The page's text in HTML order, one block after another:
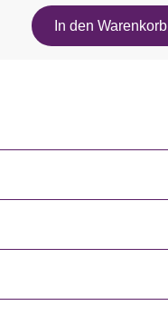
In den Warenkorb